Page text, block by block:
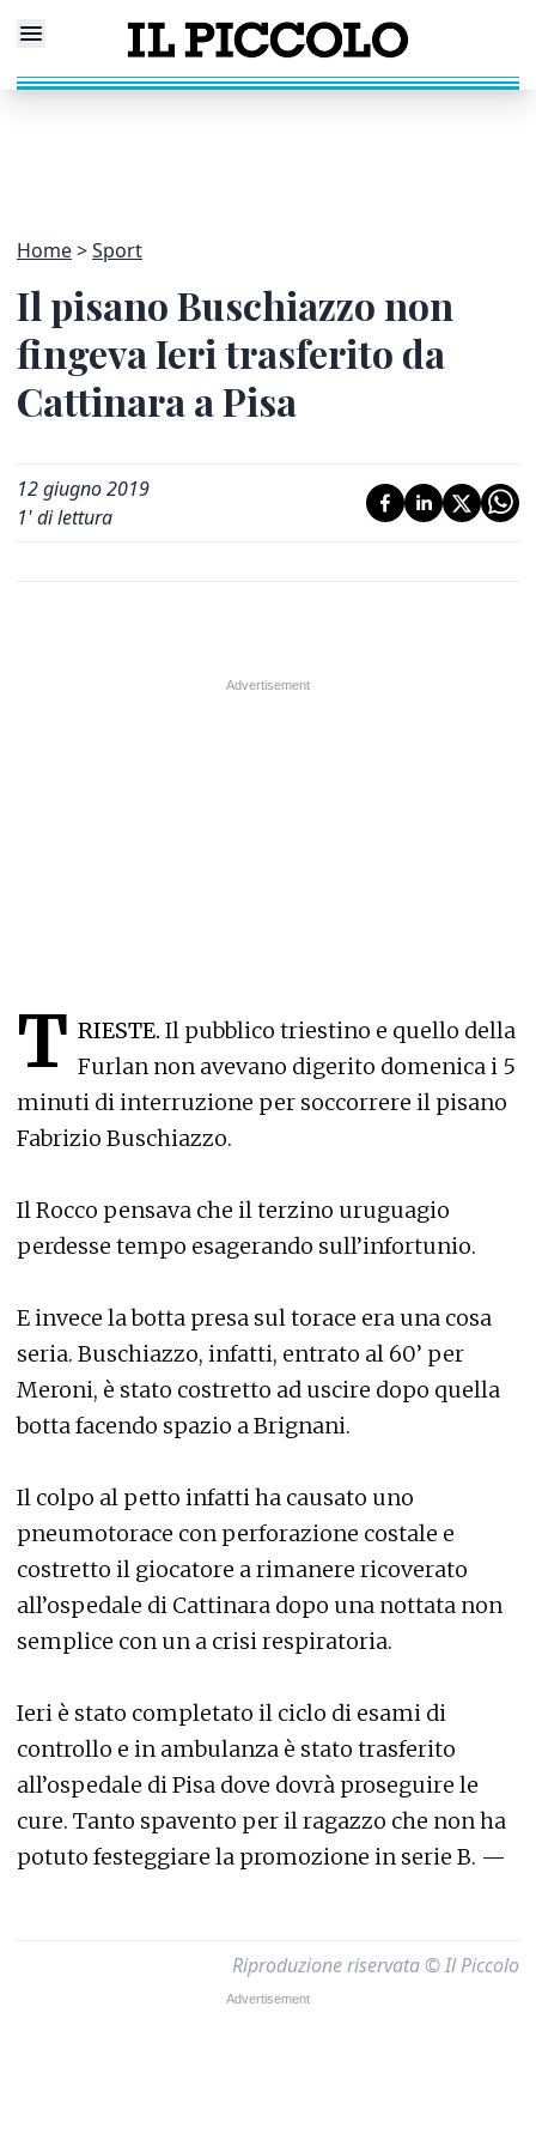
Home Sport
Il pisano Buschiazzo non
fingeva Ieri trasferito da
Cattinara a Pisa
12 giugno 2019
1' di lettura
T RIESTE. Il pubblico triestino e quello della
Furlan non avevano digerito domenica i 5
minuti di interruzione per soccorrere il pisano
Fabrizio Buschiazzo.
Il Rocco pensava che il terzino uruguagio
perdesse tempo esagerando sull’infortunio.
E invece la botta presa sul torace era una cosa
seria. Buschiazzo, infatti, entrato al 60’ per
Meroni, è stato costretto ad uscire dopo quella
botta facendo spazio a Brignani.
Il colpo al petto infatti ha causato uno
pneumotorace con perforazione costale e
costretto il giocatore a rimanere ricoverato
all’ospedale di Cattinara dopo una nottata non
semplice con un a crisi respiratoria.
Ieri è stato completato il ciclo di esami di
controllo e in ambulanza è stato trasferito
all’ospedale di Pisa dove dovrà proseguire le
cure. Tanto spavento per il ragazzo che non ha
potuto festeggiare la promozione in serie B. —
Riproduzione riservata © Il Piccolo